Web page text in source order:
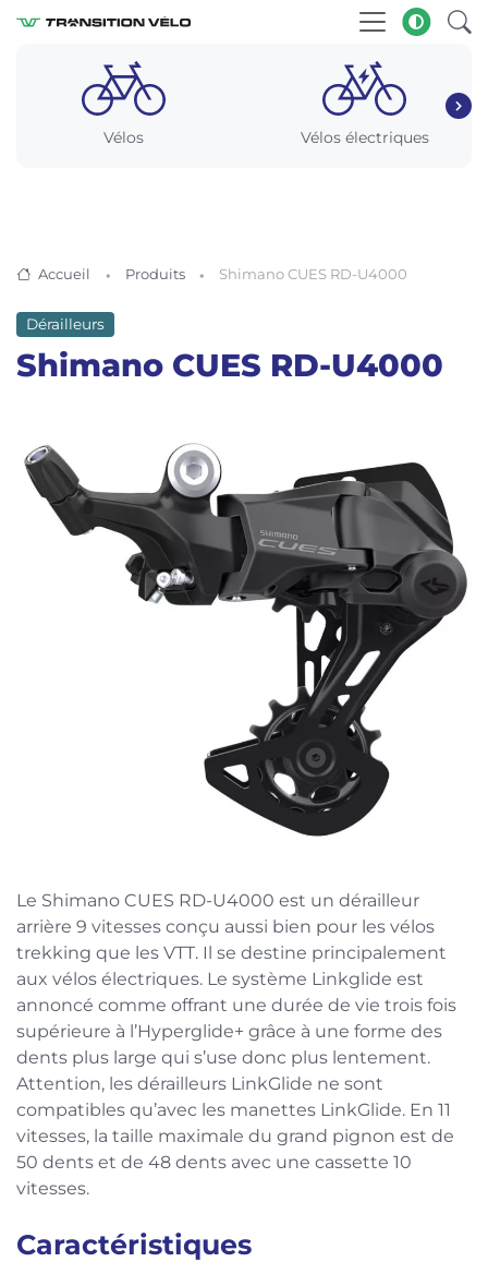
Vélos Vélos électriques
Accueil Produits Shimano CUES RD-U4000
Dérailleurs
Shimano CUES RD-U4000
Le Shimano CUES RD-U4000 est un dérailleur
arrière 9 vitesses conçu aussi bien pour les vélos
trekking que les VTT. Il se destine principalement
aux vélos électriques. Le système Linkglide est
annoncé comme offrant une durée de vie trois fois
supérieure à l’Hyperglide+ grâce à une forme des
dents plus large qui s’use donc plus lentement.
Attention, les dérailleurs LinkGlide ne sont
compatibles qu’avec les manettes LinkGlide. En 11
vitesses, la taille maximale du grand pignon est de
50 dents et de 48 dents avec une cassette 10
vitesses.
Caractéristiques